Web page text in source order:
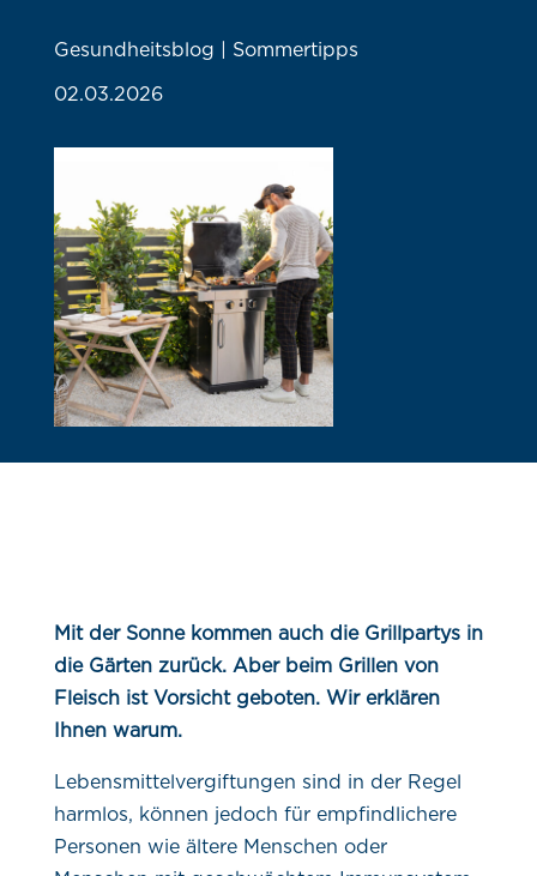
Gesundheitsblog | Sommertipps
02.03.2026
Mit der Sonne kommen auch die Grillpartys in
die Gärten zurück. Aber beim Grillen von
Fleisch ist Vorsicht geboten. Wir erklären
Ihnen warum.
Lebensmittelvergiftungen sind in der Regel
harmlos, können jedoch für empfindlichere
Personen wie ältere Menschen oder